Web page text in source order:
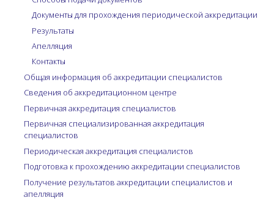
Документы для прохождения периодической аккредитации
Результаты
Апелляция
Контакты
Общая информация об аккредитации специалистов
Сведения об аккредитационном центре
Первичная аккредитация специалистов
Первичная специализированная аккредитация
специалистов
Периодическая аккредитация специалистов
Подготовка к прохождению аккредитации специалистов
Получение результатов аккредитации специалистов и
апелляция